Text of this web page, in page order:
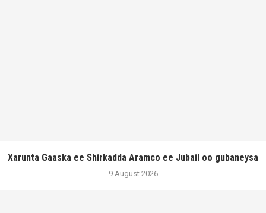
Xarunta Gaaska ee Shirkadda Aramco ee Jubail oo gubaneysa
9 August 2026